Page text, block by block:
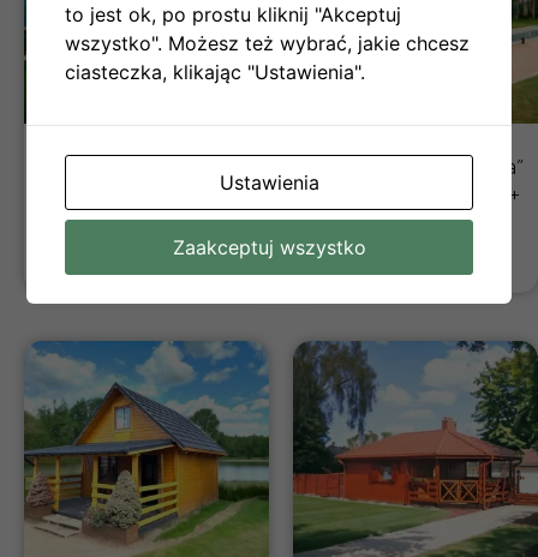
„Borówka Ekspozycja”
50m²+ Taras 12,5 m²+
Balkon 12,50m²
„Borówka Ekspozycja”
70 m²+ Taras 12,5 m² +
Balkon 12,5 m²
to jest ok, po prostu kliknij "Akceptuj
wszystko". Możesz też wybrać, jakie chcesz
ciasteczka, klikając "Ustawienia".
Ustawienia
Zaakceptuj wszystko